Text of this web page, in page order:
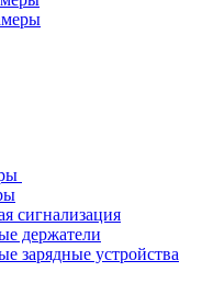
сигнализация
держатели
зарядные устройства